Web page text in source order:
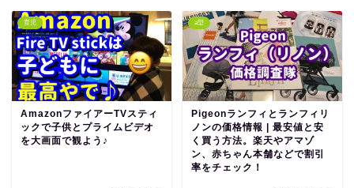
育児
AmazonファイアーTVスティ
ックで子供とプライムビデオ
を大画面で観よう♪
a型
Pigeonランフィとランフィリ
ノンの価格情報 | 最安値と安
く買う方法。楽天やアマゾ
ン、赤ちゃん本舗などで割引
率をチェック！